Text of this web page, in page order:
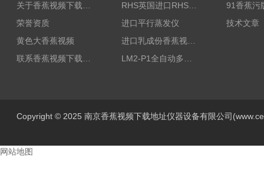
荣誉资质
黄色大香蕉视频
RHS英国进口RHS植物标准比色卡
进口平行蒸发仪
进口乳成份香蕉视频黄色片/乳品香蕉视频黄色片
91香蕉污
技术文章
Copyright © 2025 南京香蕉视频下载地址仪器设备有限公司
网站地图